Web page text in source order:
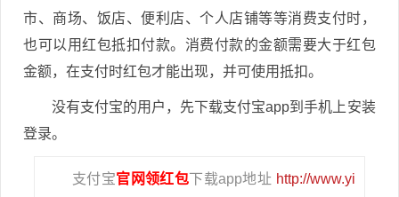
市、商场、饭店、便利店、个人店铺等等消费支付时，
也可以用红包抵扣付款。消费付款的金额需要大于红包
金额，在支付时红包才能出现，并可使用抵扣。
没有支付宝的用户，先下载支付宝app到手机上安装
登录。
支付宝官网领红包下载app地址 http://www.yi